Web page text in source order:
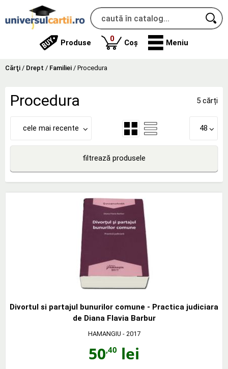
Produse 0produse
Coș Meniu
Cărţi / Drept / Familiei / Procedura
Procedura 5 cărți
cele mai recente 48
filtrează produsele
Divortul si partajul bunurilor comune - Practica judiciara
de Diana Flavia Barbur
HAMANGIU - 2017
50,40 lei